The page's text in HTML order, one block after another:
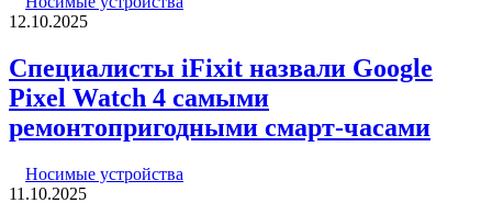
12.10.2025
Специалисты iFixit назвали Google
Pixel Watch 4 самыми
ремонтопригодными смарт-часами
Носимые устройства
11.10.2025